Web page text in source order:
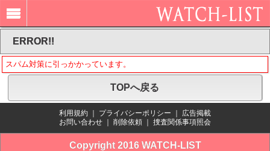
ERROR!!
スパム対策に引っかかっています。
TOPへ戻る
利用規約 プライバシーポリシー
広告掲載
お問い合わせ
削除依頼 捜査関係事項照会
Copyright 2016 WATCH-LIST